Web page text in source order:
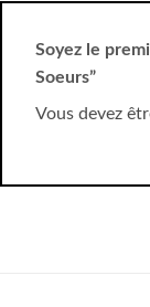
Soyez le
Soeurs”
Vous devez